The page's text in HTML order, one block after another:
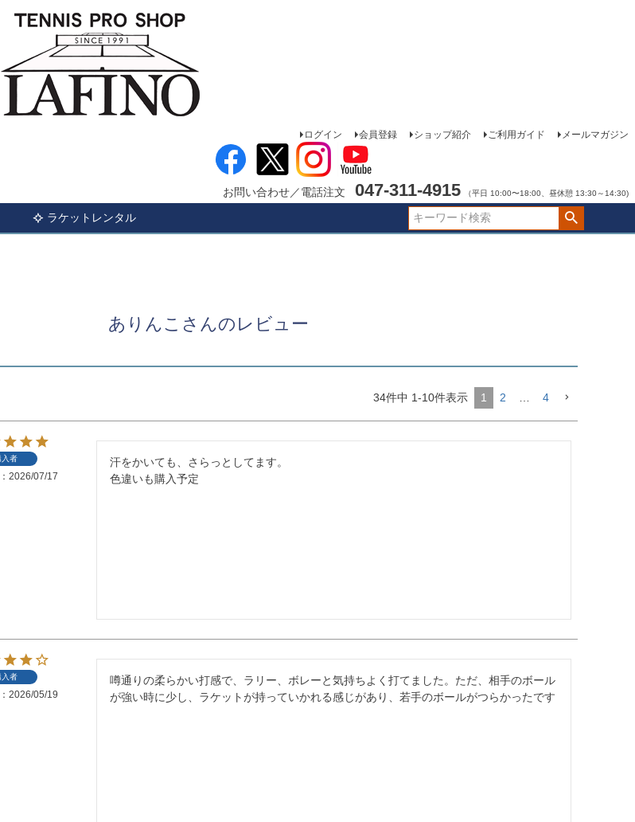
ログイン 会員登録 ショップ紹介 ご利用ガイド メールマガジン
お問い合わせ／電話注文 047-311-4915 （平日 10:00〜18:00、昼休憩 13:30～14:30)
ラケットレンタル
ありんこさんのレビュー
34件中 1-10件表示 1 2 4
入者
2026/07/17
汗をかいても、さらっとしてます。
色違いも購入予定
入者
2026/05/19
噂通りの柔らかい打感で、ラリー、ボレーと気持ちよく打てました。ただ、相手のボール
が強い時に少し、ラケットが持っていかれる感じがあり、若手のボールがつらかったです